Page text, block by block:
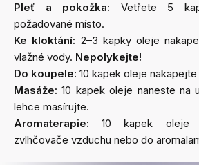
Pleť a pokožka: Vetřete 5
požadované místo.
Ke kloktání: 2–3 kapky oleje
vlažné vody. Nepolykejte!
Do koupele: 10 kapek oleje
Masáže:10 kapek oleje naneste na
lehce masírujte.
Aromaterapie:10 kapek oleje
zvlhčovače vzduchu nebo do